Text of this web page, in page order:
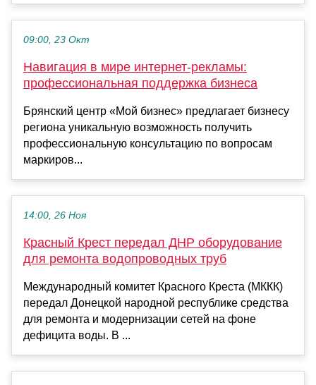
09:00, 23 Окт
Навигация в мире интернет-рекламы:
профессиональная поддержка бизнеса
Брянский центр «Мой бизнес» предлагает бизнесу
региона уникальную возможность получить
профессиональную консультацию по вопросам
маркиров...
14:00, 26 Ноя
Красный Крест передал ДНР оборудование
для ремонта водопроводных труб
Международный комитет Красного Креста (МККК)
передал Донецкой народной республике средства
для ремонта и модернизации сетей на фоне
дефицита воды. В ...